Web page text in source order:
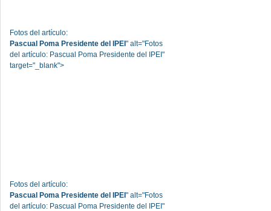
Fotos del artículo:
Pascual Poma Presidente del IPEI " alt="Fotos
del artículo: Pascual Poma Presidente del IPEI"
target="_blank">
Fotos del artículo:
Pascual Poma Presidente del IPEI " alt="Fotos
del artículo: Pascual Poma Presidente del IPEI"